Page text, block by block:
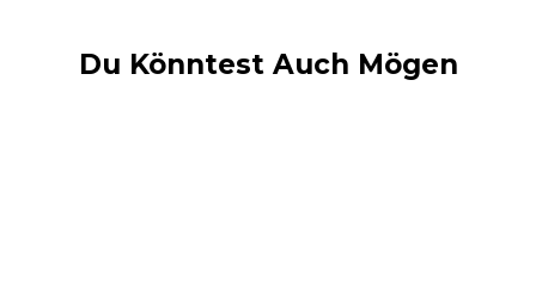
Du Könntest Auch Mögen